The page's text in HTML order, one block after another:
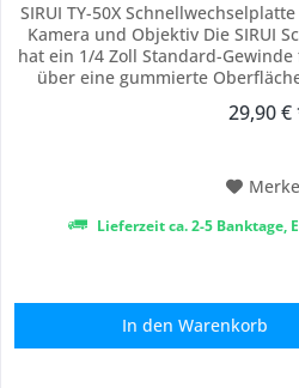
SIRUI TY-50X
Kamera und Objektiv Die SIRUI
hat ein 1/4 Zoll Standard-
über eine gummierte
System. Die Wechselplatte hat
29,90 €
Lieferzeit ca. 2-5 Banktage,
In den Warenkorb